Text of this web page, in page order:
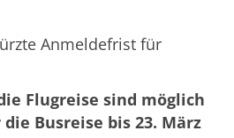
Anmeldefrist für
Flugreise sind möglich
Busreise bis 23. März